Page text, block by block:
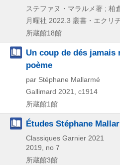
ステファヌ・マラルメ著 ; 柏
月曜社 2022.3 叢書・エクリ
所蔵館18館
Un coup de dés jamais
poème
par Stéphane Mallarmé
Gallimard 2021, c1914
所蔵館1館
Études Stéphane
Classiques Garnier 2021
2019, no 7
所蔵館3館